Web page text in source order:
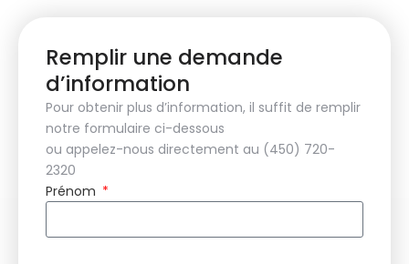
Remplir une demande
d’information
Pour obtenir plus d’information, il suffit de remplir
notre formulaire ci-dessous
ou appelez-nous directement au (450) 720-
2320
Prénom